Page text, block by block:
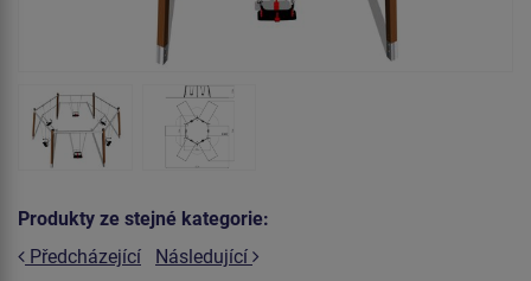
Produkty ze stejné kategorie:
Předcházející
Následující